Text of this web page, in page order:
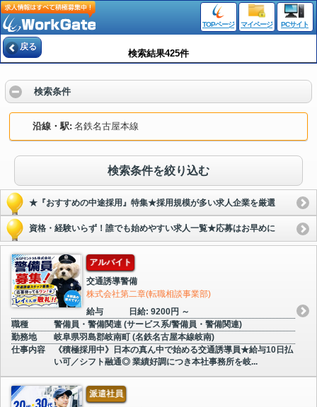
TOPページ マイページ PCサイト
戻る
検索結果425件
検索条件
沿線・駅 名鉄名古屋本線
検索条件を絞り込む
★『おすすめの中途採用』特集★採用規模が多い求人企業を厳選
資格・経験いらず！誰でも始めやすい求人一覧★応募はお早めに
アルバイト
交通誘導警備
株式会社第二章(転職相談事業部)
給与
日給: 9200円 ～
職種
警備員・警備関連 (サービス系/警備員・警備関連)
勤務地
岐阜県羽島郡岐南町 (名鉄名古屋本線岐南)
仕事内容
《積極採用中》日本の真ん中で始める交通誘導員★給与10日払
い可／シフト融通◎ 業績好調につき本社事務所を岐...
派遣社員